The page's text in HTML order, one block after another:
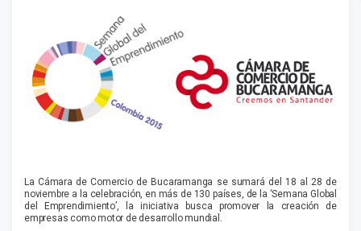
La Cámara de Comercio de Bucaramanga se sumará del 18 al 28 de
noviembre a la celebración, en más de 130 países, de la ‘Semana Global
del Emprendimiento’, la iniciativa busca promover la creación de
empresas como motor de desarrollo mundial.